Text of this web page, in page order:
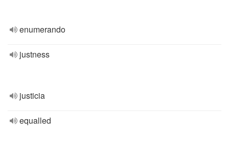
enumerando
justness
justicia
equalled